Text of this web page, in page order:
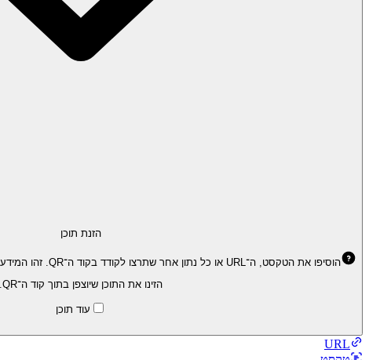
הזנת תוכן
הוסיפו את הטקסט, ה־URL או כל נתון אחר שתרצו לקודד בקוד ה־QR. זהו המידע המרכזי שקוד ה־QR יציג ויעביר בעת הסריקה.
הזינו את התוכן שיוצפן בתוך קוד ה־QR.
עוד תוכן
URL